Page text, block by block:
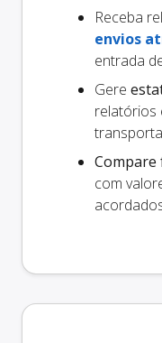
Receba
envios
entrada
Gere
relatórios
com